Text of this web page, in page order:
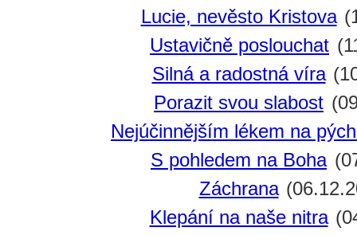
Lucie, nevěsto Kristova
Ustavičně poslouchat
Silná a radostná víra
Porazit svou slabost
Nejúčinnějším lékem na
S pohledem na Boha
Záchrana
Klepání na naše nitra